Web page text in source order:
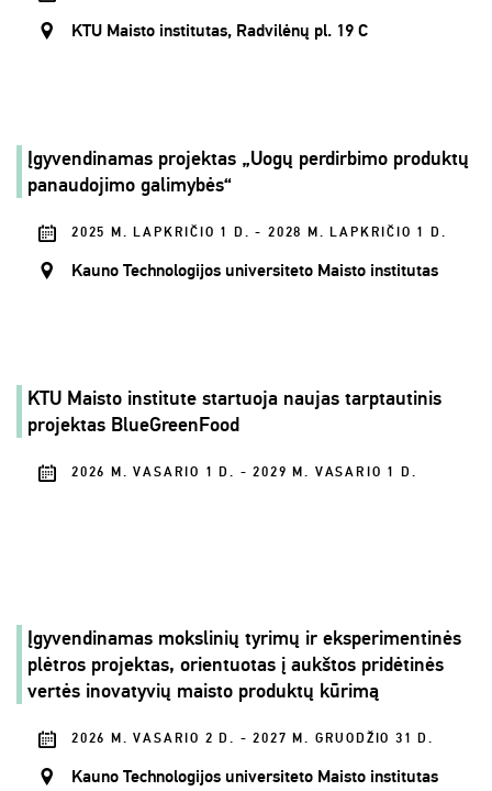
KTU Maisto institutas, Radvilėnų pl. 19 C
Įgyvendinamas projektas „Uogų perdirbimo produktų
panaudojimo galimybės“
2025 M. LAPKRIČIO 1 D. - 2028 M. LAPKRIČIO 1 D.
Kauno Technologijos universiteto Maisto institutas
KTU Maisto institute startuoja naujas tarptautinis
projektas BlueGreenFood
2026 M. VASARIO 1 D. - 2029 M. VASARIO 1 D.
Įgyvendinamas mokslinių tyrimų ir eksperimentinės
plėtros projektas, orientuotas į aukštos pridėtinės
vertės inovatyvių maisto produktų kūrimą
2026 M. VASARIO 2 D. - 2027 M. GRUODŽIO 31 D.
Kauno Technologijos universiteto Maisto institutas